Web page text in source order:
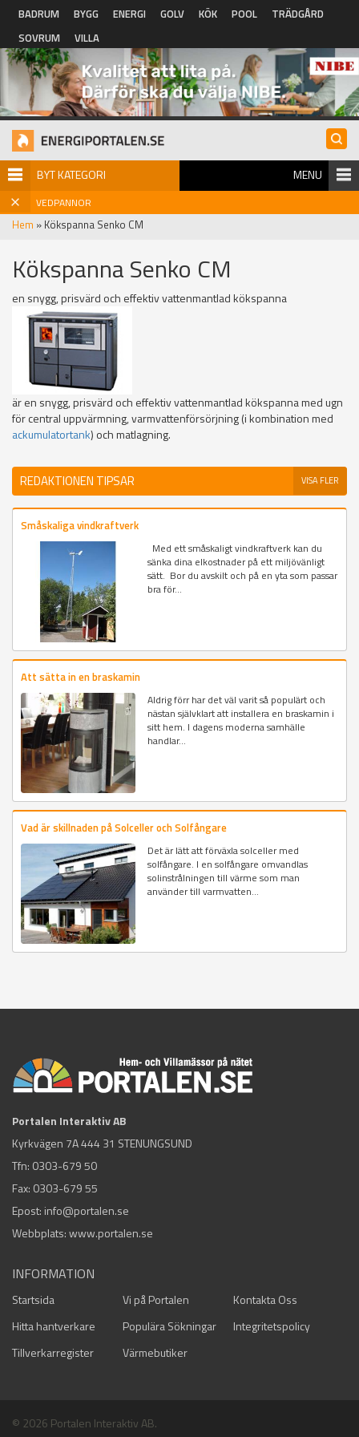
Hoppa till huvudinnehåll
BADRUM BYGG ENERGI GOLV KÖK POOL
TRÄDGÅRD
SOVRUM
VILLA
BYT KATEGORI MENU
VEDPANNOR
Hem » Kökspanna Senko CM
Kökspanna Senko CM
en snygg, prisvärd och effektiv vattenmantlad kökspanna
är en snygg, prisvärd och effektiv vattenmantlad kökspanna med ugn
för central uppvärmning, varmvattenförsörjning (i kombination med
ackumulatortank) och matlagning.
REDAKTIONEN TIPSAR VISA FLER
Småskaliga vindkraftverk
Med ett småskaligt vindkraftverk kan du
sänka dina elkostnader på ett miljövänligt
sätt. Bor du avskilt och på en yta som passar
bra för...
Att sätta in en braskamin
Aldrig förr har det väl varit så populärt och
nästan självklart att installera en braskamin i
sitt hem. I dagens moderna samhälle
handlar...
Vad är skillnaden på Solceller och Solfångare
Det är lätt att förväxla solceller med
solfångare. I en solfångare omvandlas
solinstrålningen till värme som man
använder till varmvatten...
Portalen Interaktiv AB
Kyrkvägen 7A 444 31 STENUNGSUND
Tfn: 0303-679 50
Fax: 0303-679 55
Epost: info@portalen.se
Webbplats: www.portalen.se
INFORMATION
Startsida Vi på Portalen
Kontakta Oss
Hitta hantverkare
Populära Sökningar
Integritetspolicy
Tillverkarregister
Värmebutiker
© 2026 Portalen Interaktiv AB.